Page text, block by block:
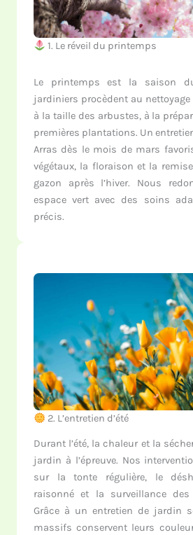
1. Le réveil du printemps
Le printemps est la saison
jardiniers procèdent au
à la taille des arbustes, à la
premières plantations. Un
Arras dès le mois de mars
végétaux, la floraison et la
gazon après l’hiver. Nous
espace vert avec des soins
précis.
2. L’entretien d’été
Durant l’été, la chaleur et la
jardin à l’épreuve. Nos
sur la tonte régulière, le
raisonné et la surveillance des
Grâce à un entretien de jardin
massifs conservent leurs